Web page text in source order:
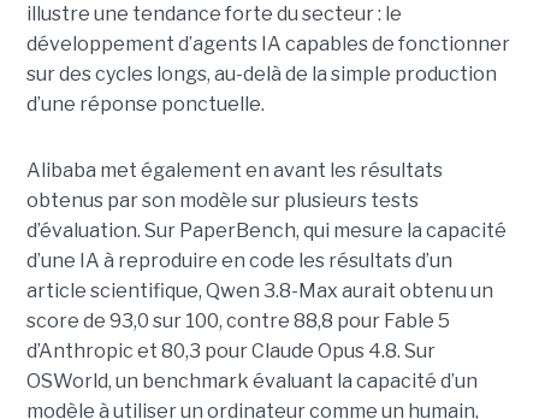
illustre une tendance forte du secteur : le
développement d’agents IA capables de fonctionner
sur des cycles longs, au-delà de la simple production
d’une réponse ponctuelle.
Alibaba met également en avant les résultats
obtenus par son modèle sur plusieurs tests
d’évaluation. Sur PaperBench, qui mesure la capacité
d’une IA à reproduire en code les résultats d’un
article scientifique, Qwen 3.8-Max aurait obtenu un
score de 93,0 sur 100, contre 88,8 pour Fable 5
d’Anthropic et 80,3 pour Claude Opus 4.8. Sur
OSWorld, un benchmark évaluant la capacité d’un
modèle à utiliser un ordinateur comme un humain,